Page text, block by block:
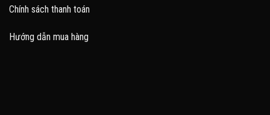
Chính sách thanh toán
Hướng dẫn mua hàng